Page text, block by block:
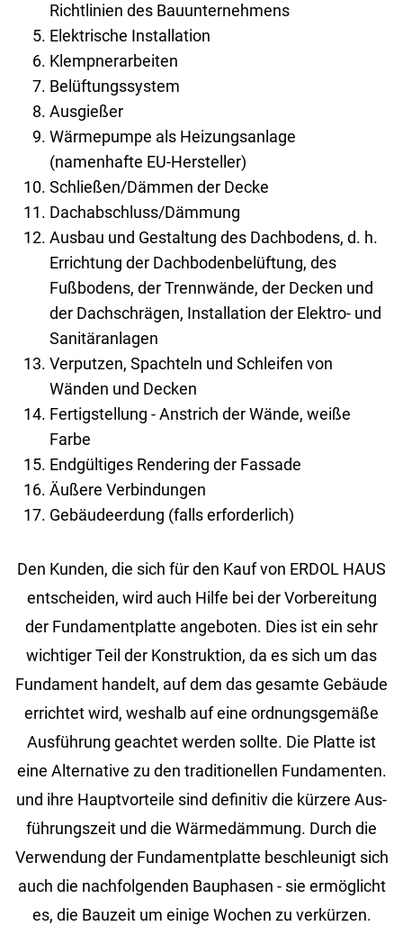
Richtlinien des Bauunternehmens
Elektrische Installation
Klempnerarbeiten
Belüftungssystem
Ausgießer
Wärmepumpe als Heizungsanlage
(namenhafte EU-Hersteller)
Schließen/Dämmen der Decke
Dachabschluss/Dämmung
Ausbau und Gestaltung des Dachbodens, d. h.
Errichtung der Dachbodenbelüftung, des
Fußbodens, der Trennwände, der Decken und
der Dachschrägen, Installation der Elektro- und
Sanitäranlagen
Verputzen, Spachteln und Schleifen von
Wänden und Decken
Fertigstellung - Anstrich der Wände, weiße
Farbe
Endgültiges Rendering der Fassade
Äußere Verbindungen
Gebäudeerdung (falls erforderlich)
Den Kun­den, die sich für den Kauf von ERDOL HAUS
ent­schei­den, wird auch Hilfe bei der Vor­be­rei­tung
der Fun­da­ment­plat­te an­ge­bo­ten. Dies ist ein sehr
wich­ti­ger Teil der Kon­struk­ti­on, da es sich um das
Fun­da­ment han­delt, auf dem das ge­sam­te Ge­bäu­de
er­rich­tet wird, wes­halb auf eine ord­nungs­ge­mä­ße
Aus­füh­rung ge­ach­tet wer­den soll­te. Die Plat­te ist
eine Al­ter­na­ti­ve zu den tra­di­tio­nel­len Fun­da­men­ten.
und ihre Haupt­vor­tei­le sind de­fi­ni­tiv die kür­ze­re Aus­
füh­rungs­zeit und die Wär­me­däm­mung. Durch die
Ver­wen­dung der Fun­da­ment­plat­te be­schleu­nigt sich
auch die nach­fol­gen­den Bau­pha­sen - sie er­mög­licht
es, die Bau­zeit um ei­ni­ge Wo­chen zu ver­kür­zen.